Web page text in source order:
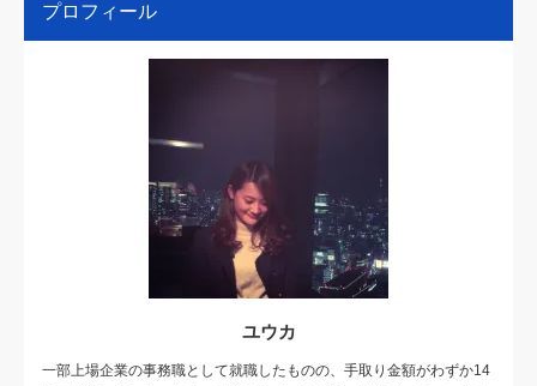
プロフィール
ユウカ
一部上場企業の事務職として就職したものの、手取り金額がわずか14